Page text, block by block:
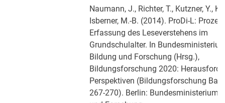
Naumann, J., Richter, T., Kutzner, Y.,
Isberner, M.-B. (2014). ProDi-L:
Erfassung des Leseverstehens im
Grundschulalter. In
Bildung und Forschung (Hrsg.),
Bildungsforschung 2020:
Perspektiven (Bildungsforschung
267-270). Berlin: Bundesministerium